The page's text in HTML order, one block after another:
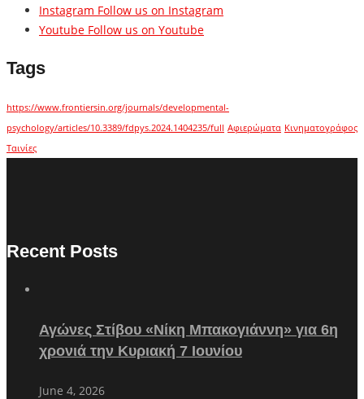
Instagram Follow us on Instagram
Youtube Follow us on Youtube
Tags
https://www.frontiersin.org/journals/developmental-
psychology/articles/10.3389/fdpys.2024.1404235/full Αφιερώματα Κινηματογράφος
Ταινίες
Recent Posts
Αγώνες Στίβου «Νίκη Μπακογιάννη» για 6η
χρονιά την Κυριακή 7 Ιουνίου
June 4, 2026